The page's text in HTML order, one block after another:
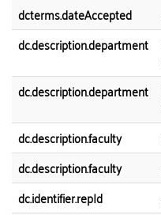
dcterms.dateAccepted
dc.description.department
dc.description.department
dc.description.faculty
dc.description.faculty
dc.identifier.repId